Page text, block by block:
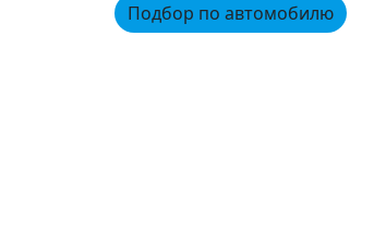
Подбор по автомобилю